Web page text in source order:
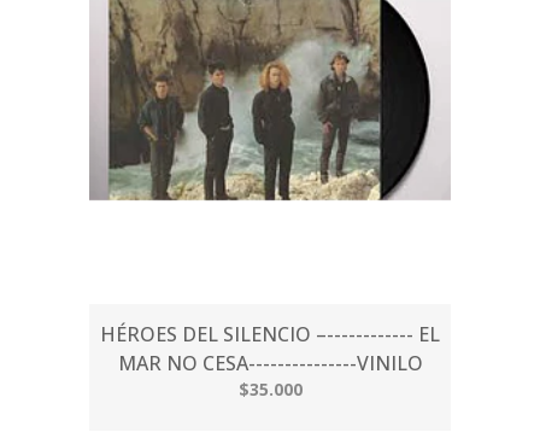
HÉROES DEL SILENCIO –------------ EL
MAR NO CESA---------------VINILO
$35.000